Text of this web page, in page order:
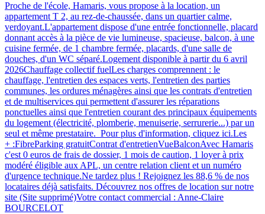
Proche de l'école, Hamaris, vous propose à la location, un
appartement T 2, au rez-de-chaussée, dans un quartier calme,
verdoyant.L'appartement dispose d'une entrée fonctionnelle, placard
donnant accès à la pièce de vie lumineuse, spacieuse, balcon, à une
cuisine fermée, de 1 chambre fermée, placards, d'une salle de
douches, d'un WC séparé.Logement disponible à partir du 6 avril
2026Chauffage collectif fuelLes charges comprennent : le
chauffage, l'entretien des espaces verts, l'entretien des parties
communes, les ordures ménagères ainsi que les contrats d'entretien
et de multiservices qui permettent d'assurer les réparations
ponctuelles ainsi que l'entretien courant des principaux équipements
du logement (électricité, plomberie, menuiserie, serrurerie...) par un
seul et même prestataire. Pour plus d'information, cliquez ici.Les
+ :FibreParking gratuitContrat d'entretienVueBalconAvec Hamaris
c'est 0 euros de frais de dossier, 1 mois de caution, 1 loyer à prix
modéré éligible aux APL, un centre relation client et un numéro
d'urgence technique.Ne tardez plus ! Rejoignez les 88,6 % de nos
locataires déjà satisfaits. Découvrez nos offres de location sur notre
site (Site supprimé)Votre contact commercial : Anne-Claire
BOURCELOT